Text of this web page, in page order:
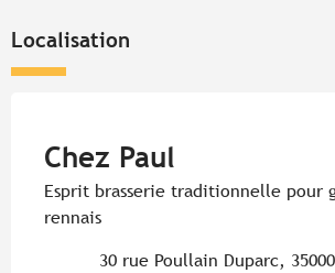
Localisation
Chez Paul
Esprit brasserie traditionnelle pour
rennais
30 rue Poullain Duparc,